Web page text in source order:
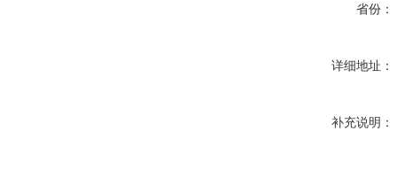
省份：
详细地址：
补充说明：